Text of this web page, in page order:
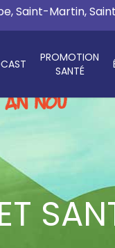
Saint-Martin,
PROMOTION
SANTÉ